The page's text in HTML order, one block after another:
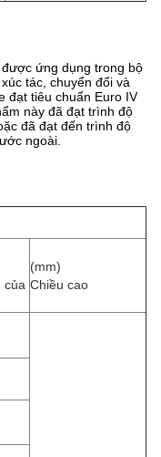
ứng dụng trong bộ
tác, chuyển đổi và
đạt tiêu chuẩn Euro IV
này đã đạt trình độ
đã đạt đến trình độ
ngoài.
của
(mm)
Chiều cao